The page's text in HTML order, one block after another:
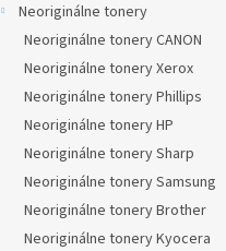
Neoriginálne tonery
Neoriginálne tonery CANON
Neoriginálne tonery Xerox
Neoriginálne tonery Phillips
Neoriginálne tonery HP
Neoriginálne tonery Sharp
Neoriginálne tonery Samsung
Neoriginálne tonery Brother
Neoriginálne tonery Kyocera